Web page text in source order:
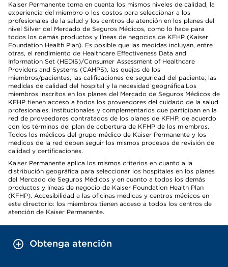
Kaiser Permanente toma en cuenta los mismos niveles de calidad, la
experiencia del miembro o los costos para seleccionar a los
profesionales de la salud y los centros de atención en los planes del
nivel Silver del Mercado de Seguros Médicos, como lo hace para
todos los demás productos y líneas de negocios de KFHP (Kaiser
Foundation Health Plan). Es posible que las medidas incluyan, entre
otras, el rendimiento de Healthcare Effectiveness Data and
Information Set (HEDIS)/Consumer Assessment of Healthcare
Providers and Systems (CAHPS), las quejas de los
miembros/pacientes, las calificaciones de seguridad del paciente, las
medidas de calidad del hospital y la necesidad geográfica.Los
miembros inscritos en los planes del Mercado de Seguros Médicos de
KFHP tienen acceso a todos los proveedores del cuidado de la salud
profesionales, institucionales y complementarios que participan en la
red de proveedores contratados de los planes de KFHP, de acuerdo
con los términos del plan de cobertura de KFHP de los miembros.
Todos los médicos del grupo médico de Kaiser Permanente y los
médicos de la red deben seguir los mismos procesos de revisión de
calidad y certificaciones.
Kaiser Permanente aplica los mismos criterios en cuanto a la
distribución geográfica para seleccionar los hospitales en los planes
del Mercado de Seguros Médicos y en cuanto a todos los demás
productos y líneas de negocio de Kaiser Foundation Health Plan
(KFHP). Accesibilidad a las oficinas médicas y centros médicos en
este directorio: los miembros tienen acceso a todos los centros de
atención de Kaiser Permanente.
Obtenga atención